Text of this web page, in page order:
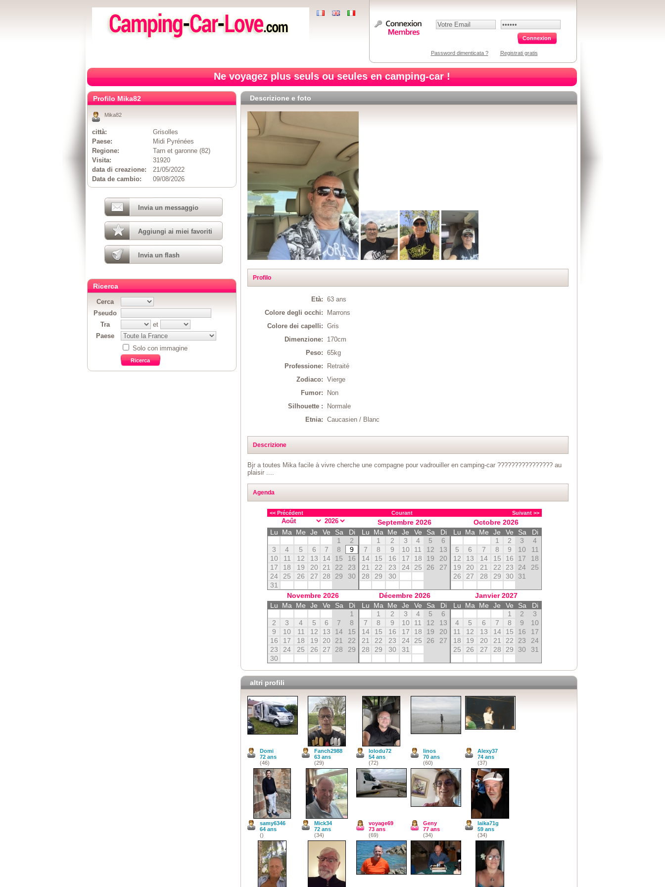
Password dimenticata ? Registrati gratis
Ne voyagez plus seuls ou seules en camping-car !
Descrizione e foto
Profilo
Età:
63 ans
Colore degli occhi:
Marrons
Colore dei capelli:
Gris
Dimenzione:
170cm
Peso:
65kg
Professione:
Retraité
Zodiaco:
Vierge
Fumor:
Non
Silhouette :
Normale
Etnia:
Caucasien / Blanc
Descrizione
Bjr a toutes Mika facile à vivre cherche une compagne pour vadrouiller en camping-car ???????????????? au
plaisir ....
Agenda
<< Précédent Courant Suivant >>
Lu Ma Me Je Ve Sa
Di
1
2
3
4 5 6 7 8
9
10
11 12 13 14 15
16
17
18 19 20 21 22
23
24
25 26 27 28 29
30
31
Septembre 2026
Lu
Ma Me Je Ve Sa
Di
1
2 3 4 5
6
7
8 9 10 11 12
13
14
15 16 17 18 19
20
21
22 23 24 25 26
27
28
29 30
Octobre 2026
Lu
Ma Me Je Ve Sa
Di
1
2 3
4
5
6 7 8 9 10
11
12
13 14 15 16 17
18
19
20 21 22 23 24
25
26
27 28 29 30 31
Novembre 2026
Lu
Ma Me Je Ve Sa
Di
1
2
3 4 5 6 7
8
9
10 11 12 13 14
15
16
17 18 19 20 21
22
23
24 25 26 27 28
29
30
Décembre 2026
Lu
Ma Me Je Ve Sa
Di
1
2 3 4 5
6
7
8 9 10 11 12
13
14
15 16 17 18 19
20
21
22 23 24 25 26
27
28
29 30 31
Janvier 2027
Lu
Ma Me Je Ve Sa
Di
1
2
3
4
5 6 7 8 9
10
11
12 13 14 15 16
17
18
19 20 21 22 23
24
25
26 27 28 29 30 31
altri profili
Domi
72 ans
(46)
Fanch2988
63 ans
(29)
lolodu72
54 ans
(72)
linos
70 ans
(60)
Alexy37
74 ans
(37)
samy6346
64 ans
()
Mick34
72 ans
(34)
voyage69
73 ans
(69)
Geny
77 ans
(34)
laika71g
59 ans
(34)
Profilo Mika82
Mika82
città:
Grisolles
Paese:
Midi Pyrénées
Regione:
Tarn et garonne (82)
Visita:
31920
data di creazione:
21/05/2022
Data de cambio:
09/08/2026
Invia un messaggio
Aggiungi ai miei favoriti
Invia un flash
Ricerca
Cerca
Pseudo
Tra
et
Paese
Solo con immagine